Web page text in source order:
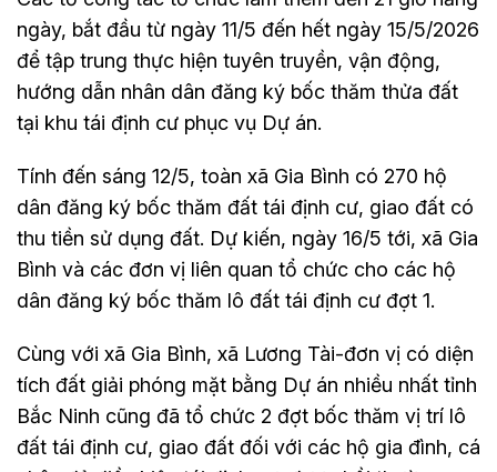
ngày, bắt đầu từ ngày 11/5 đến hết ngày 15/5/2026
để tập trung thực hiện tuyên truyền, vận động,
hướng dẫn nhân dân đăng ký bốc thăm thửa đất
tại khu tái định cư phục vụ Dự án.
Tính đến sáng 12/5, toàn xã Gia Bình có 270 hộ
dân đăng ký bốc thăm đất tái định cư, giao đất có
thu tiền sử dụng đất. Dự kiến, ngày 16/5 tới, xã Gia
Bình và các đơn vị liên quan tổ chức cho các hộ
dân đăng ký bốc thăm lô đất tái định cư đợt 1.
Cùng với xã Gia Bình, xã Lương Tài-đơn vị có diện
tích đất giải phóng mặt bằng Dự án nhiều nhất tỉnh
Bắc Ninh cũng đã tổ chức 2 đợt bốc thăm vị trí lô
đất tái định cư, giao đất đối với các hộ gia đình, cá